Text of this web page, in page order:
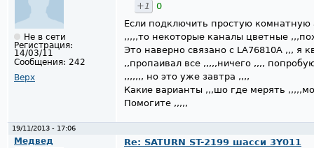
Не в сети
Регистрация:
14/03/11
Сообщения: 242
Верх
+1
0
Если подключить простую
,,,,,то некоторые каналы цветные
Это наверно связано с LA76810A ,,, я
,,пропаивал все ,,,,,ничего ,,,,
,,,,,,, но это уже завтра ,,,,
Какие варианты ,,,шо где мерять
Помогите ,,,,,
19/11/2013 - 17:06
Медвед
Re: SATURN ST-2199 шасси 3Y011